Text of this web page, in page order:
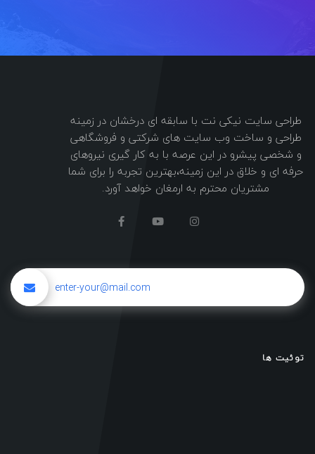
طراحی سایت نیکی نت با سابقه ای درخشان در زمینه
طراحی و ساخت وب سایت های شرکتی و فروشگاهی
و شخصی پیشرو در این عرصه با به کار گیری نیروهای
حرفه ای و خلاق در این زمینه،بهترین تجربه را برای شما
مشتریان محترم به ارمغان خواهد آورد.
توئیت ها